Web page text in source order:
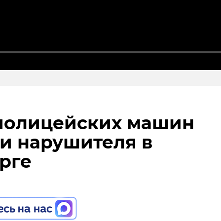
машин
нарушителя в
районе
реставрируют
с привидениями”